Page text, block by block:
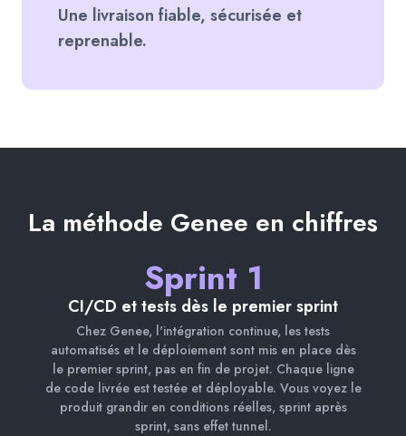
Une livraison fiable, sécurisée et
reprenable.
La méthode Genee en chiffres
Sprint 1
CI/CD et tests dès le premier sprint
Chez Genee, l'intégration continue, les tests
automatisés et le déploiement sont mis en place dès
le premier sprint, pas en fin de projet. Chaque ligne
de code livrée est testée et déployable. Vous voyez le
produit grandir en conditions réelles, sprint après
sprint, sans effet tunnel.